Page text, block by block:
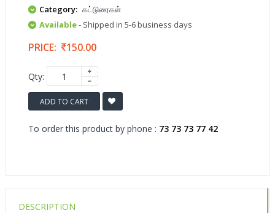
Category: கட்டுரைகள்
Available- Shipped in 5-6 business days
PRICE: 150.00
Qty:
ADD TO CART
To order this product by phone : 73 73 73 77 42
DESCRIPTION